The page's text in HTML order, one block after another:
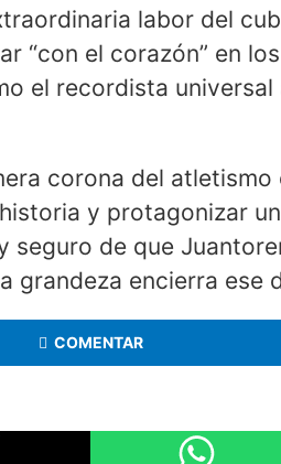
labor del
“con el corazón” en
el recordista
corona del atletismo
y protagonizar
seguro de que
grandeza encierra ese
COMENTAR